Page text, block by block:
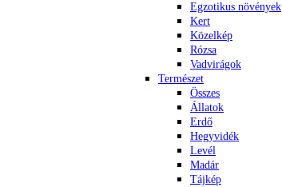
Egzotikus növények
Kert
Közelkép
Rózsa
Vadvirágok
Természet
Összes
Állatok
Erdő
Hegyvidék
Levél
Madár
Tájkép